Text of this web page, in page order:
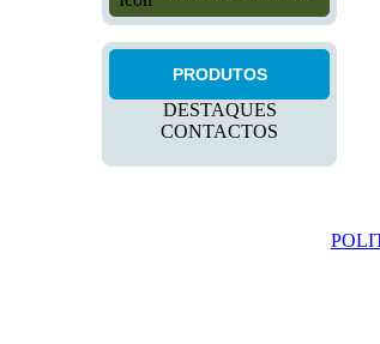
PRODUTOS
DESTAQUES
CONTACTOS